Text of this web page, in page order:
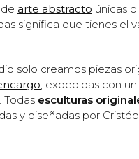
arte abstracto únicas
significa que tienes el
solo creamos piezas
, expedidas con
Todas esculturas
y diseñadas por